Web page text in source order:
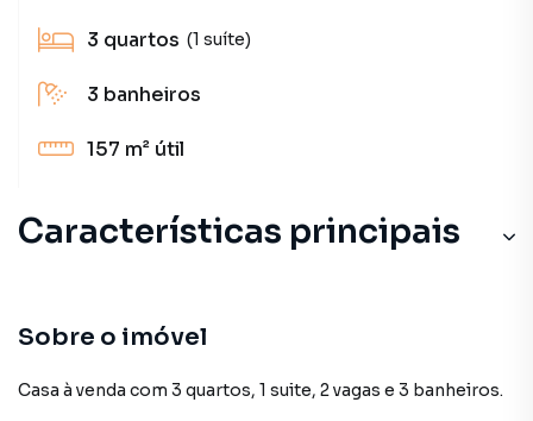
3 quartos (1 suíte)
3 banheiros
157 m² útil
Características principais
Sobre o imóvel
Casa à venda com 3 quartos, 1 suite, 2 vagas e 3 banheiros.